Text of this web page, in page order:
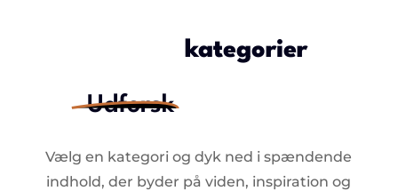
Udforsk
kategorier
Vælg en kategori og dyk ned i spændende
indhold, der byder på viden, inspiration og